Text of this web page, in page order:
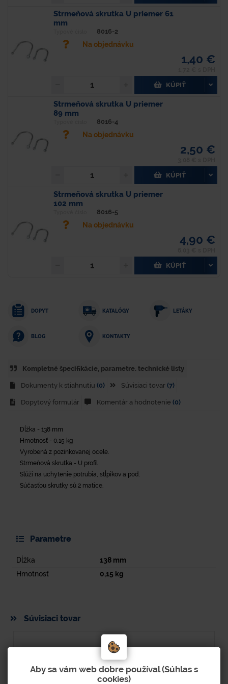
Strmeňová skrutka U priemer 61
mm
8016-2
Na objednávku
1,40 €
KÚPIŤ
Strmeňová skrutka U priemer
89 mm
8016-4
Na objednávku
2,50 €
KÚPIŤ
Strmeňová skrutka U priemer
102 mm
8016-5
Na objednávku
4,90 €
KÚPIŤ
DOPYT KATALÓGY LETÁKY
BLOG KONTAKTY
Kompletné špecifikácie, parametre. technické listy
Dokumenty k stiahnutiu (0) Súvisiaci tovar (7)
Dopytový formulár Komentár a hodnotenie (0)
Dĺžka - 138 mm
Hmotnosť - 0,15 kg
Vyrobená z pozinkovanej ocele.
Strmeňová skrutka - U profil
Slúži na uchytenie potrubia, stĺpikov a pod.
Súčasťou skrutky sú 2 matice.
Parametre
Dĺžka 138mm
Hmotnosť
0,15 kg
Súvisiaci tovar
Aby sa vám web dobre používal (Súhlas s
cookies)